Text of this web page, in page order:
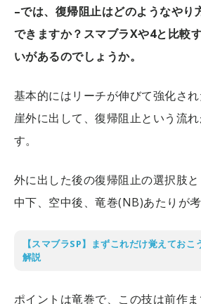
–では、復帰阻止はどのようなやり
できますか？スマブラXや4と比較
いがあるのでしょうか。
基本的にはリーチが伸びて強化さ
崖外に出して、復帰阻止という流
す。
外に出した後の復帰阻止の選択肢
中下、空中後、竜巻(NB)あたりが考
【スマブラSP】まずこれだけ覚えてお
解説
ポイントは竜巻で、この技は前作ま